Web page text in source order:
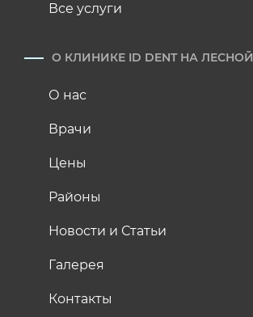
Все услуги
О КЛИНИКЕ ID DENT НА ЛЕСНОЙ
О нас
Врачи
Цены
Районы
Новости и Статьи
Галерея
Контакты